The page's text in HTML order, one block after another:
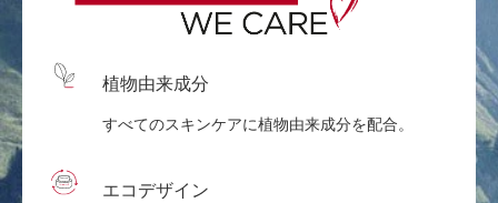
植物由来成分
すべてのスキンケアに植物由来成分を配合。
エコデザイン